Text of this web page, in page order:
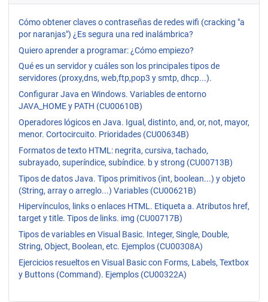
Cómo obtener claves o contraseñas de redes wifi (cracking "a
por naranjas") ¿Es segura una red inalámbrica?
Quiero aprender a programar: ¿Cómo empiezo?
Qué es un servidor y cuáles son los principales tipos de
servidores (proxy,dns, web,ftp,pop3 y smtp, dhcp...).
Configurar Java en Windows. Variables de entorno
JAVA_HOME y PATH (CU00610B)
Operadores lógicos en Java. Igual, distinto, and, or, not, mayor,
menor. Cortocircuito. Prioridades (CU00634B)
Formatos de texto HTML: negrita, cursiva, tachado,
subrayado, superíndice, subíndice. b y strong (CU00713B)
Tipos de datos Java. Tipos primitivos (int, boolean...) y objeto
(String, array o arreglo...) Variables (CU00621B)
Hipervínculos, links o enlaces HTML. Etiqueta a. Atributos href,
target y title. Tipos de links. img (CU00717B)
Tipos de variables en Visual Basic. Integer, Single, Double,
String, Object, Boolean, etc. Ejemplos (CU00308A)
Ejercicios resueltos en Visual Basic con Forms, Labels, Textbox
y Buttons (Command). Ejemplos (CU00322A)